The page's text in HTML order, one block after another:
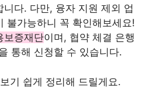
니다. 다만, 융자 지원 제외 업
불가능하니 꼭 확인해보세요!
보증재단이며, 협약 체결 은행
통해 신청할 수 있습니다.
기 쉽게 정리해 드릴게요.